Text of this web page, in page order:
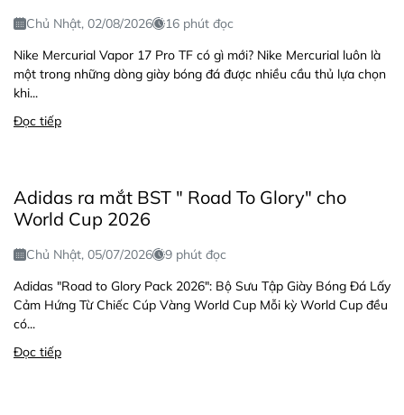
Chủ Nhật, 02/08/2026
16 phút đọc
Nike Mercurial Vapor 17 Pro TF có gì mới? Nike Mercurial luôn là
một trong những dòng giày bóng đá được nhiều cầu thủ lựa chọn
khi...
Đọc tiếp
Adidas ra mắt BST " Road To Glory" cho
World Cup 2026
Chủ Nhật, 05/07/2026
9 phút đọc
Adidas "Road to Glory Pack 2026": Bộ Sưu Tập Giày Bóng Đá Lấy
Cảm Hứng Từ Chiếc Cúp Vàng World Cup Mỗi kỳ World Cup đều
có...
Đọc tiếp